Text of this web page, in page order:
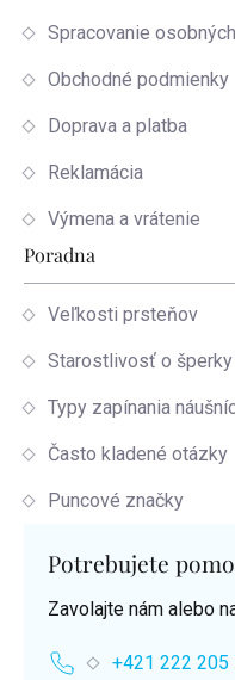
Spracovanie
Obchodné podmienky
Doprava a platba
Reklamácia
Výmena a vrátenie
Poradna
Veľkosti prsteňov
Starostlivosť o šperky
Typy zapínania
Často kladené otázky
Puncové značky
Potrebujete
Zavolajte nám alebo
+421 222 205